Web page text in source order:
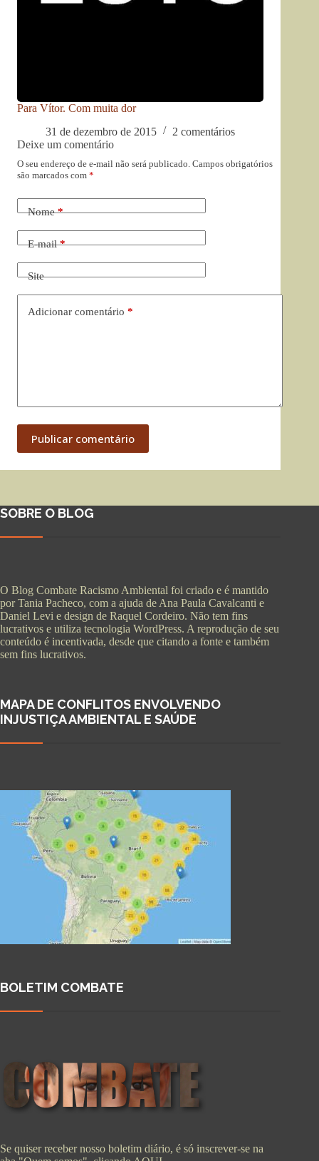
Para Vítor. Com muita dor
31 de dezembro de 2015
2 comentários
Deixe um comentário
O seu endereço de e-mail não será publicado. Campos obrigatórios
são marcados com *
Nome*
E-mail*
Site
Adicionar comentário *
Publicar comentário
SOBRE O BLOG
O Blog Combate Racismo Ambiental foi criado e é mantido
por Tania Pacheco, com a ajuda de Ana Paula Cavalcanti e
Daniel Levi e design de Raquel Cordeiro. Não tem fins
lucrativos e utiliza tecnologia WordPress. A reprodução de seu
conteúdo é incentivada, desde que citando a fonte e também
sem fins lucrativos.
MAPA DE CONFLITOS ENVOLVENDO
INJUSTIÇA AMBIENTAL E SAÚDE
BOLETIM COMBATE
Se quiser receber nosso boletim diário, é só inscrever-se na